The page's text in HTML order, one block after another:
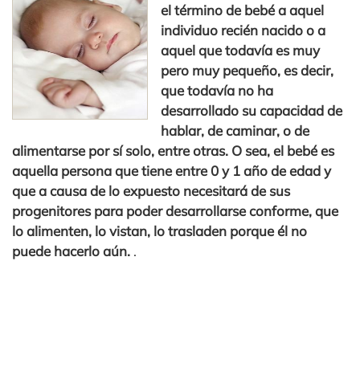
el término de bebé a aquel
individuo recién nacido o a
aquel que todavía es muy
pero muy pequeño, es decir,
que todavía no ha
desarrollado su capacidad de
hablar, de caminar, o de
alimentarse por sí solo, entre otras. O sea, el bebé es
aquella persona que tiene entre 0 y 1 año de edad y
que a causa de lo expuesto necesitará de sus
progenitores para poder desarrollarse conforme, que
lo alimenten, lo vistan, lo trasladen porque él no
puede hacerlo aún. .